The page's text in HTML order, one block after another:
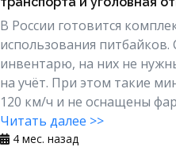
В России готовится
использования питбайков.
инвентарю, на них не
на учёт. При этом такие
120 км/ч и не оснащены
Читать далее >>
4 мес. назад